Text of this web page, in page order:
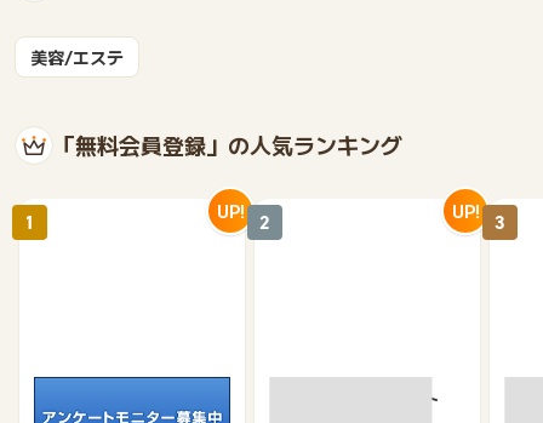
美容/エステ
「無料会員登録」の人気ランキング
1 UP!
京急プレミアポイント
2 UP! 3